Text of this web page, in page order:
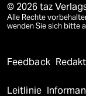
© 2026 taz
Alle Rechte
wenden Sie sich bitte
Feedback
Leitlinie